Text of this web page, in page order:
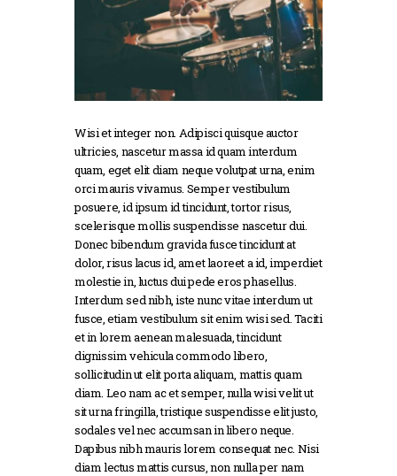
Wisi et integer non. Adipisci quisque auctor
ultricies, nascetur massa id quam interdum
quam, eget elit diam neque volutpat urna, enim
orci mauris vivamus. Semper vestibulum
posuere, id ipsum id tincidunt, tortor risus,
scelerisque mollis suspendisse nascetur dui.
Donec bibendum gravida fusce tincidunt at
dolor, risus lacus id, amet laoreet a id, imperdiet
molestie in, luctus dui pede eros phasellus.
Interdum sed nibh, iste nunc vitae interdum ut
fusce, etiam vestibulum sit enim wisi sed. Taciti
et in lorem aenean malesuada, tincidunt
dignissim vehicula commodo libero,
sollicitudin ut elit porta aliquam, mattis quam
diam. Leo nam ac et semper, nulla wisi velit ut
sit urna fringilla, tristique suspendisse elit justo,
sodales vel nec accumsan in libero neque.
Dapibus nibh mauris lorem consequat nec. Nisi
diam lectus mattis cursus, non nulla per nam